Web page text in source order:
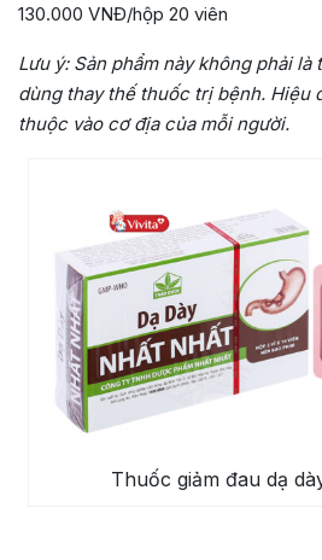
130.000 VNĐ/hộp 20 viên
Lưu ý: Sản phẩm này không phải
dùng thay thế thuốc trị bệnh. Hiệu
thuộc vào cơ địa của mỗi người.
Thuốc giảm đau dạ